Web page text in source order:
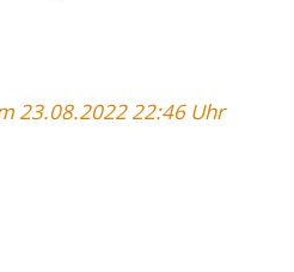
23.08.2022 22:46 Uhr